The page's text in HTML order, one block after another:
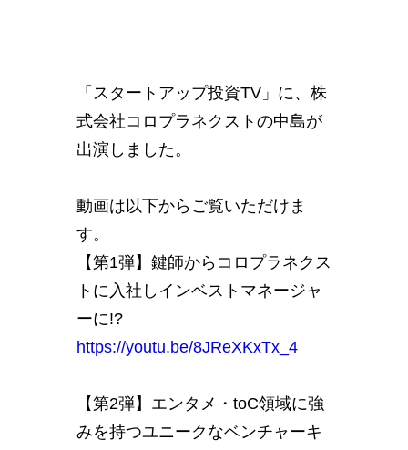
「スタートアップ投資TV」に、株
式会社コロプラネクストの中島が
出演しました。
動画は以下からご覧いただけま
す。
【第1弾】鍵師からコロプラネクス
トに入社しインベストマネージャ
ーに!?
https://youtu.be/8JReXKxTx_4
【第2弾】エンタメ・toC領域に強
みを持つユニークなベンチャーキ